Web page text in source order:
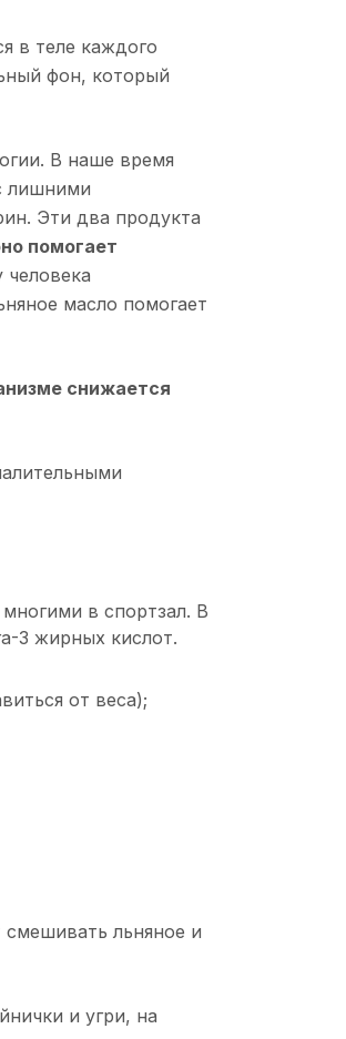
в теле каждого
фон, который
В наше время
лишними
Эти два продукта
помогает
человека
масло помогает
снижается
в спортзал. В
3 жирных кислот.
от веса);
смешивать льняное и
и угри, на